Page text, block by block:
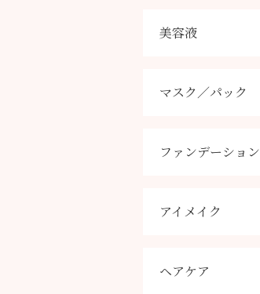
美容液
マスク／パック
ファンデーション
アイメイク
ヘアケア